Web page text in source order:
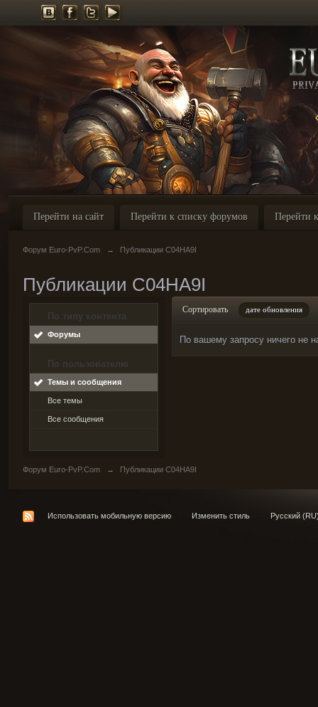
Перейти на сайт Перейти к списку форумов Перейти
Форум Euro-PvP.Com → Публикации C04HA9I
Публикации C04HA9I
По типу контента
Форумы
По пользователю
Темы и сообщения
Все темы
Все сообщения
Сортировать дате обновления
По вашему запросу ничего не
Форум Euro-PvP.Com → Публикации C04HA9I
Использовать мобильную версию Изменить стиль Русский